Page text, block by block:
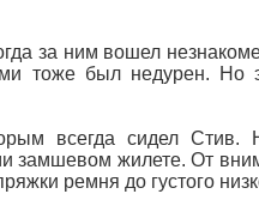
за ним вошел
тоже был недурен. Но
всегда сидел Стив.
замшевом жилете. От
ремня до густого